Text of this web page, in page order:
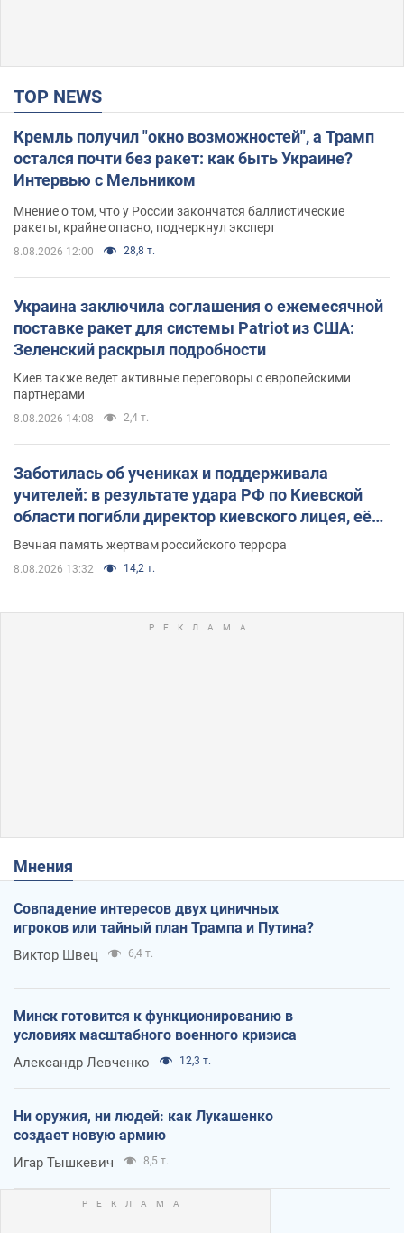
TOP NEWS
Кремль получил "окно возможностей", а Трамп
остался почти без ракет: как быть Украине?
Интервью с Мельником
Мнение о том, что у России закончатся баллистические
ракеты, крайне опасно, подчеркнул эксперт
8.08.2026 12:00 28,8 т.
Украина заключила соглашения о ежемесячной
поставке ракет для системы Patriot из США:
Зеленский раскрыл подробности
Киев также ведет активные переговоры с европейскими
партнерами
8.08.2026 14:08 2,4 т.
Заботилась об учениках и поддерживала
учителей: в результате удара РФ по Киевской
области погибли директор киевского лицея, её
муж и внук
Вечная память жертвам российского террора
8.08.2026 13:32 14,2 т.
Мнения
Совпадение интересов двух циничных
игроков или тайный план Трампа и Путина?
Виктор Швец 6,4 т.
Минск готовится к функционированию в
условиях масштабного военного кризиса
Александр Левченко 12,3 т.
Ни оружия, ни людей: как Лукашенко
создает новую армию
Игар Тышкевич 8,5 т.